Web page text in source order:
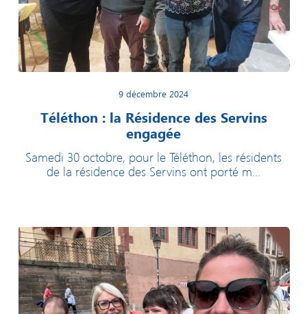
9 décembre 2024
Téléthon : la Résidence des Servins
engagée
Samedi 30 octobre, pour le Téléthon, les résidents
de la résidence des Servins ont porté m...